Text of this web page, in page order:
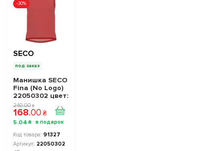
-30%
SECO
под заказ
Манишка SECO
Fina (No Logo)
22050302 цвет:
красный
240.00 ₴
168.00 ₴
5.04 ₴
91327
22050302